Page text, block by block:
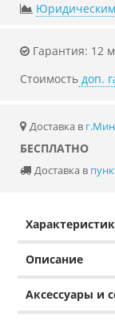
Гарантия: 12
Стоимость доп.
Доставка в
БЕСПЛАТНО
Доставка в
Описание
Аксессуары и